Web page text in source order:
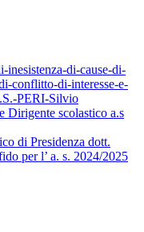
inesistenza-di-cause-di-
conflitto-di-interesse-e-
PERI-Silvio
Dirigente scolastico a.s
di Presidenza dott.
per l’ a. s. 2024/2025